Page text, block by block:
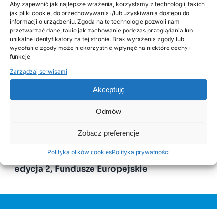
Aby zapewnić jak najlepsze wrażenia, korzystamy z technologii, takich
jak pliki cookie, do przechowywania i/lub uzyskiwania dostępu do
informacji o urządzeniu. Zgoda na te technologie pozwoli nam
przetwarzać dane, takie jak zachowanie podczas przeglądania lub
unikalne identyfikatory na tej stronie. Brak wyrażenia zgody lub
wycofanie zgody może niekorzystnie wpłynąć na niektóre cechy i
funkcje.
Zarządzaj serwisami
Akceptuję
Odmów
Zobacz preferencje
Polityka plików cookiesPolityka prywatności
2 LUTEGO, 2026
PSZOK Rusiec – godziny otwarcia, lokalizacja i
zasady przyjmowania odpadów
Harmonogram odbioru odpadów
komunalnych w 2026 roku
30 CZERWCA, 2026
Odnawialne źródła energii w Gminie Rusiec –
edycja 2, Fundusze Europejskie